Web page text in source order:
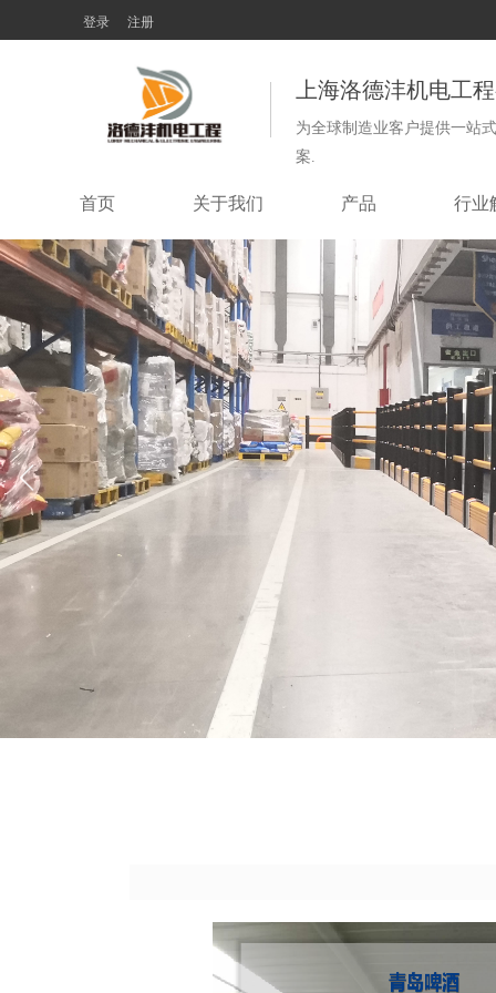
登录 注册
上海洛德沣机电工
为全球制造业客户提供一站
案.
首页 关于我们 产品 行业